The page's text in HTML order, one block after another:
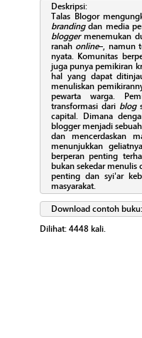
Deskripsi:
Talas Blogor
brandingdan media
bloggermenemukan
ranah online–, namun
nyata. Komunitas
juga punya pemikiran
hal yang dapat
menuliskan
pewarta warga.
transformasi dari blog
capital. Dimana
blogger menjadi
dan mencerdaskan
menunjukkan
berperan penting
bukan sekedar menulis
penting dan syi'ar
masyarakat.
Download contoh
Dilihat: 4448 kali.